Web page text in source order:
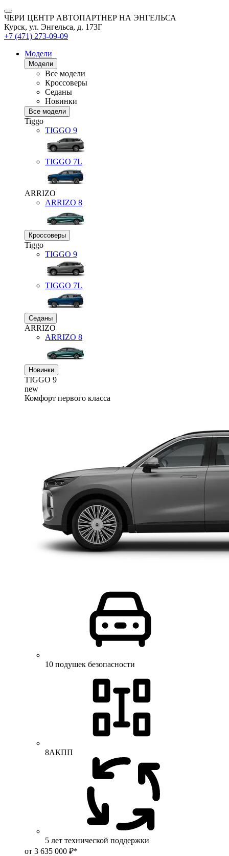
ЧЕРИ ЦЕНТР АВТОПАРТНЕР НА ЭНГЕЛЬСА
Курск, ул. Энгельса, д. 173Г
+7 (471) 273-09-09
Модели
Модели
Все модели
Кроссоверы
Седаны
Новинки
Все модели
Tiggo
TIGGO 9
TIGGO 7L
ARRIZO
ARRIZO 8
Кроссоверы
Tiggo
TIGGO 9
TIGGO 7L
Седаны
ARRIZO
ARRIZO 8
Новинки
TIGGO 9
new
Комфорт первого класса
10 подушек безопасности
8АКПП
5 лет технической поддержки
от 3 635 000 ₽*